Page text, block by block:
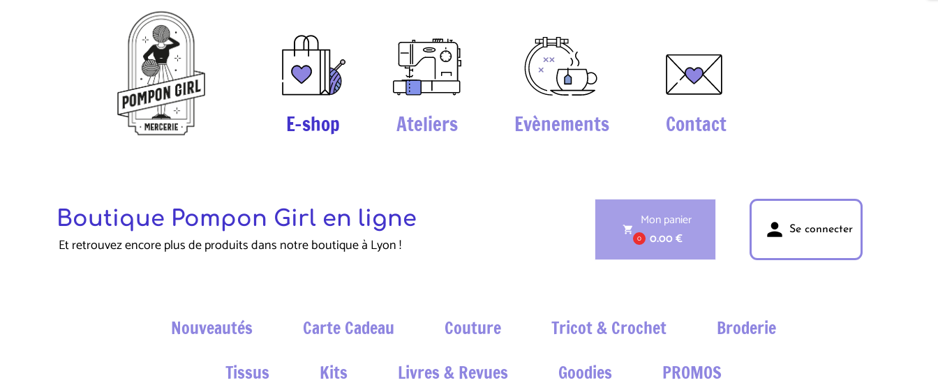
E-shop Ateliers Evènements Contact
Nouveautés Carte Cadeau Couture Tricot & Crochet
Broderie
Tissus
Kits Livres & Revues Goodies PROMOS
shopping_cart
0
Mon panier
0.00 €
person Se connecter
Boutique Pompon Girl en ligne
Et retrouvez encore plus de produits dans notre boutique à Lyon !